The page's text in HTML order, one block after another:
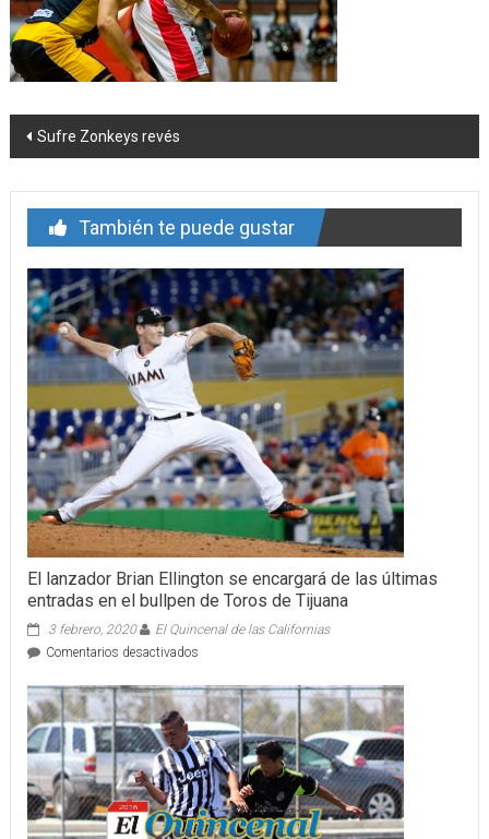
Navegación
entrada
Sufre Zonkeys revés
También te puede gustar
El lanzador Brian Ellington se encargará de las últimas
entradas en el bullpen de Toros de Tijuana
3 febrero, 2020
El Quincenal de las Californias
Comentarios desactivadosen
lanzador
Brian
Ellington
se
encargará
de
las
últimas